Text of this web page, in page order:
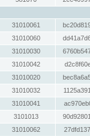
31010061
31010060
31010030
31010042
31010020
31010032
31010041
3101013
31010062